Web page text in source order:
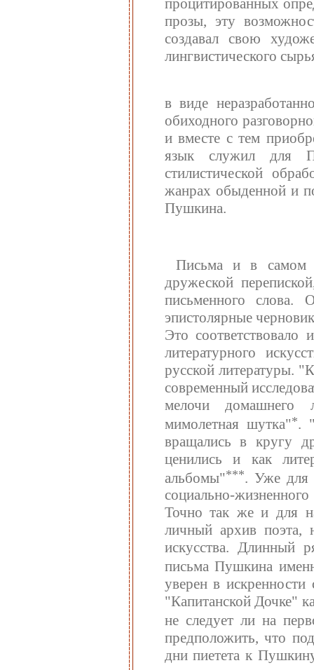
прозы, эту
создавал свою
лингвистического
в виде
обиходного
и вместе с тем
язык служил для
стилистической
жанрах обыденной и
Пушкина.
Письма и в самом
дружеской
письменного слова.
эпистолярные
Это
литературного
русской литературы.
современный
мелочи домашнего
мимолетная шутка"*.
вращались в кругу
ценились и как
альбомы"***. Уже для
социально-
Точно так же и для
личный архив поэта,
искусства. Длинный
письма Пушкина
уверен в
"Капитанской Дочке"
не следует ли на
предположить, что
дни пиетета к